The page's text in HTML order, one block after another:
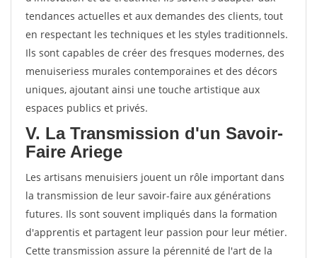
tendances actuelles et aux demandes des clients, tout
en respectant les techniques et les styles traditionnels.
Ils sont capables de créer des fresques modernes, des
menuiseriess murales contemporaines et des décors
uniques, ajoutant ainsi une touche artistique aux
espaces publics et privés.
V. La Transmission d'un Savoir-
Faire Ariege
Les artisans menuisiers jouent un rôle important dans
la transmission de leur savoir-faire aux générations
futures. Ils sont souvent impliqués dans la formation
d'apprentis et partagent leur passion pour leur métier.
Cette transmission assure la pérennité de l'art de la